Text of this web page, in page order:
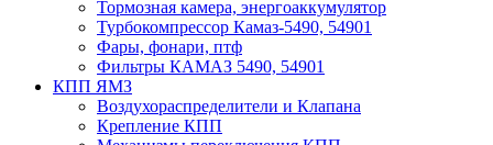
Тормозная камера, энергоаккумулятор
Турбокомпрессор Камаз-5490, 54901
Фары, фонари, птф
Фильтры КАМАЗ 5490, 54901
КПП ЯМЗ
Воздухораспределители и Клапана
Крепление КПП